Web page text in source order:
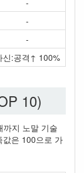
-
-
-
신:공격↑ 100%
10)
까지 노말 기술
은 100으로 가